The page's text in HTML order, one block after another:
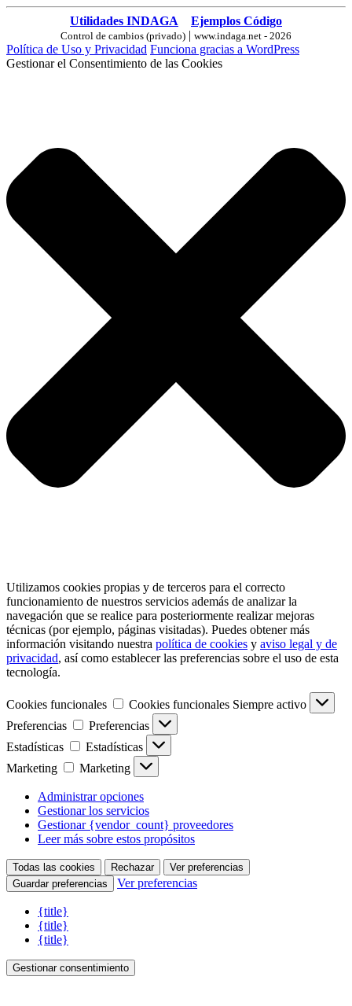
Utilidades INDAGA Ejemplos Código
Control de cambios (privado) | www.indaga.net - 2026
Política de Uso y Privacidad Funciona gracias a WordPress
Gestionar el Consentimiento de las Cookies
Utilizamos cookies propias y de terceros para el correcto
funcionamiento de nuestros servicios además de analizar la
navegación que se realice para posteriormente realizar mejoras
técnicas (por ejemplo, páginas visitadas). Puedes obtener más
información visitando nuestra política de cookies y aviso legal y de
privacidad, así como establecer las preferencias sobre el uso de esta
tecnología.
Cookies funcionales Cookies funcionales Siempre activo
Preferencias
Preferencias
Estadísticas
Estadísticas
Marketing
Marketing
Administrar opciones
Gestionar los servicios
Gestionar {vendor_count} proveedores
Leer más sobre estos propósitos
Todas las cookies Rechazar
Ver preferencias
Guardar preferencias
Ver preferencias
{title}
{title}
{title}
Gestionar consentimiento